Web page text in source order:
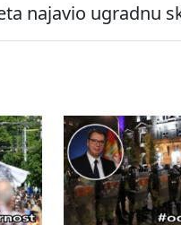
najavio ugradnu